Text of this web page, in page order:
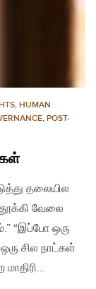
, HUMAN
, POST-
தலையில
வேலை
“இப்போ ஒரு
சில நாட்கள்